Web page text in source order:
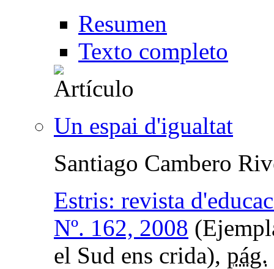
Resumen
Texto completo
Un espai d'igualtat
Santiago Cambero
Estris: revista
Nº. 162, 2008
el Sud ens crida), pág.